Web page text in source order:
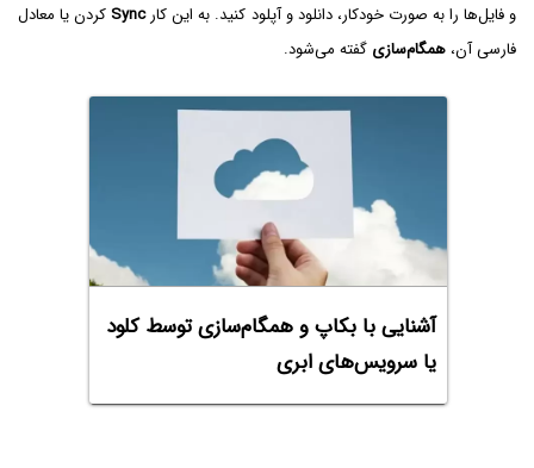
و فایل‌ها را به صورت خودکار، دانلود و آپلود کنید. به این کارSync‌ کردن یا معادل
فارسی آن، همگام‌سازی گفته می‌شود.
آشنایی با بکاپ و همگام‌سازی توسط کلود
یا سرویس‌های ابری